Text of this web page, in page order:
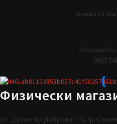
Вземи от
Поръчай
0887
Физически
ул. „Димитър Добрович“ 6, гр.